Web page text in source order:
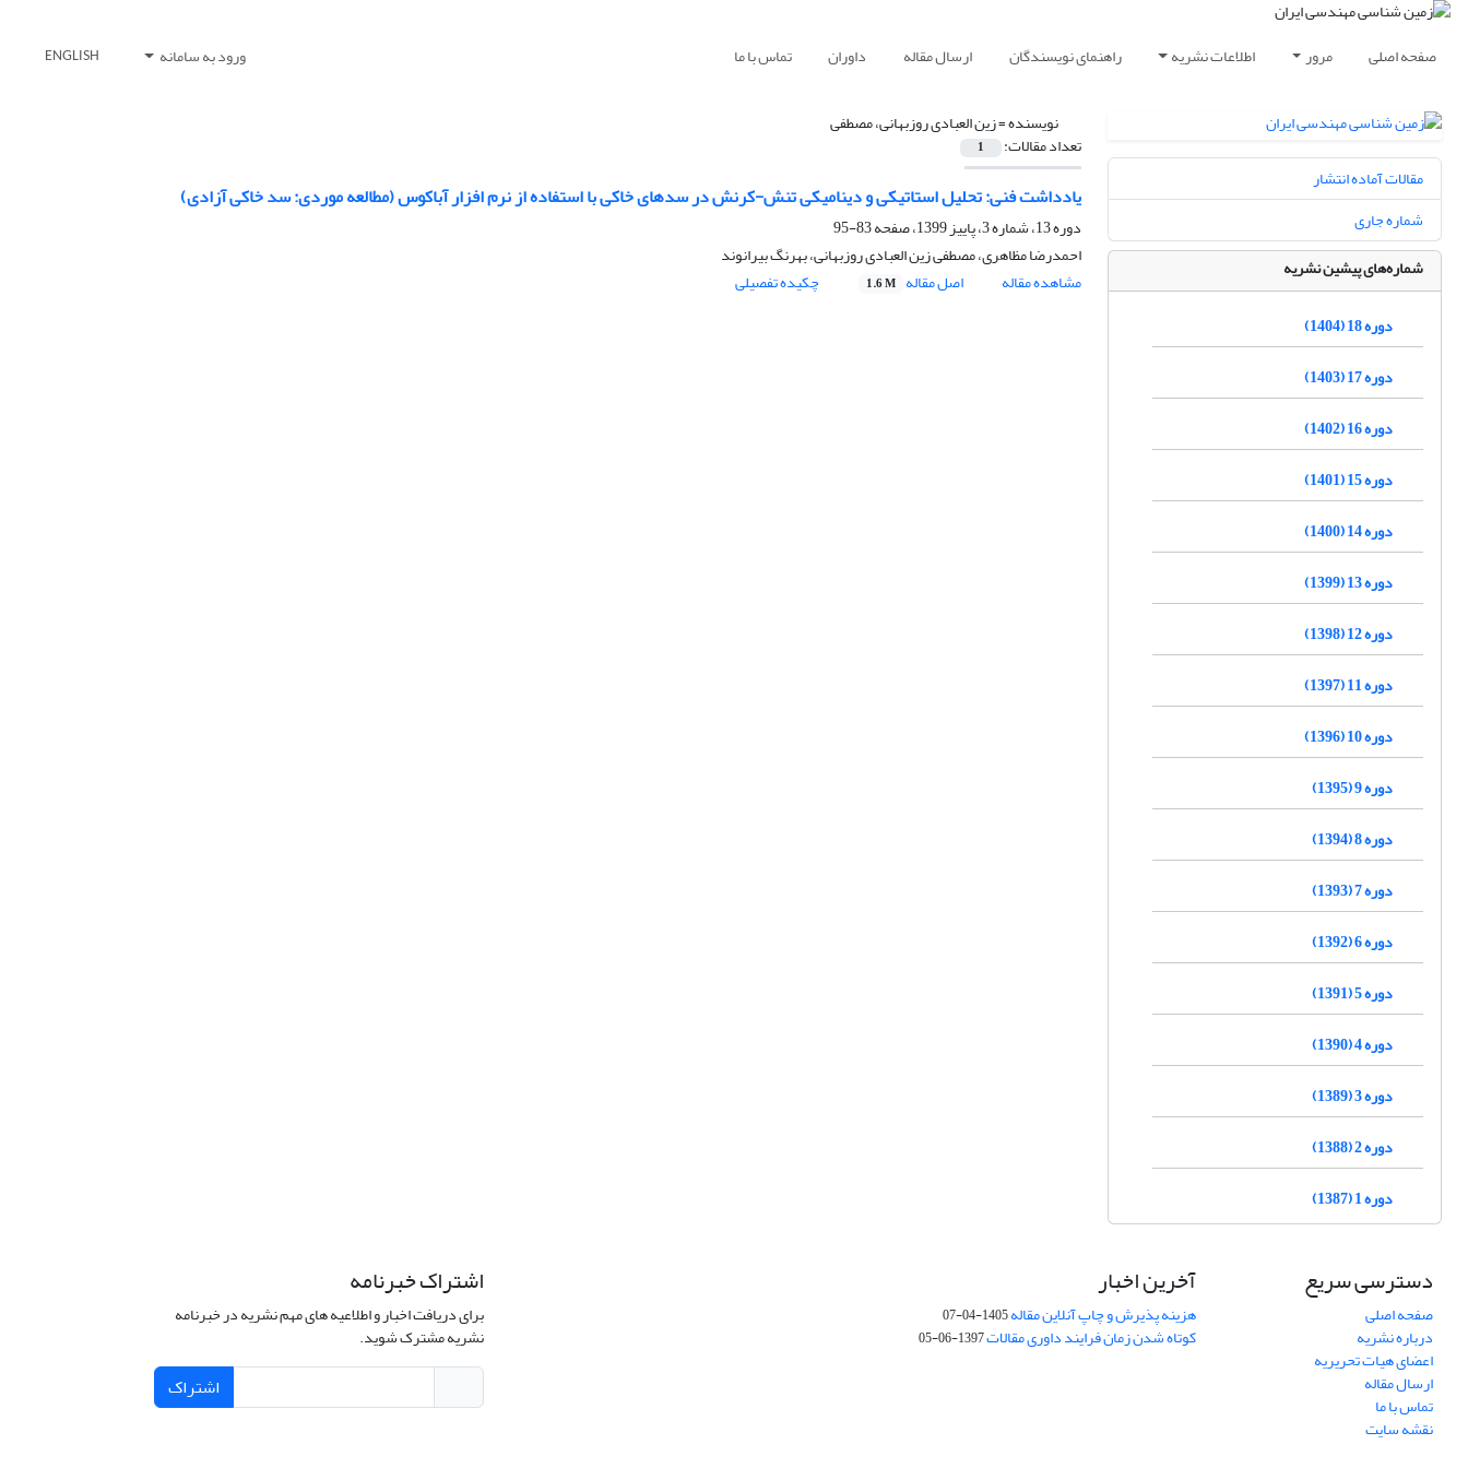
صفحه اصلی مرور اطلاعات نشریه راهنمای نویسندگان ارسال مقاله داوران تماس با ما ورود به سامانه ENGLISH
نویسنده =زین العبادی روزبهانی، مصطفی
تعداد مقالات: 1
یادداشت فنی: تحلیل استاتیکی و دینامیکی تنش-کرنش در سدهای خاکی با استفاده از نرم افزار آباکوس (مطالعه موردی: سد خاکی آزادی)
دوره 13، شماره 3، پاییز 1399، صفحه
83-95
احمدرضا مظاهری، مصطفی زین العبادی روزبهانی، بهرنگ بیرانوند
مشاهده مقاله
اصل مقاله 1.6 M چکیده تفصیلی
مقالات آماده انتشار
شماره جاری
شماره‌های پیشین نشریه
دوره 18 (1404)
دوره 17 (1403)
دوره 16 (1402)
دوره 15 (1401)
دوره 14 (1400)
دوره 13 (1399)
دوره 12 (1398)
دوره 11 (1397)
دوره 10 (1396)
دوره 9 (1395)
دوره 8 (1394)
دوره 7 (1393)
دوره 6 (1392)
دوره 5 (1391)
دوره 4 (1390)
دوره 3 (1389)
دوره 2 (1388)
دوره 1 (1387)
دسترسی سریع
صفحه اصلی
درباره نشریه
اعضای هیات تحریریه
ارسال مقاله
تماس با ما
نقشه سایت
آخرین اخبار
هزینه پذیرش و چاپ آنلاین مقاله1405-04-07
کوتاه شدن زمان فرایند داوری مقالات1397-06-05
اشتراک خبرنامه
برای دریافت اخبار و اطلاعیه های مهم نشریه در خبرنامه
نشریه مشترک شوید.
اشتراک